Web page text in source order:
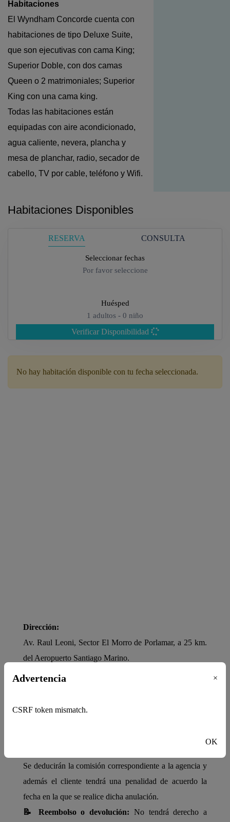
Habitaciones
El Wyndham Concorde cuenta con
habitaciones de tipo Deluxe Suite,
que son ejecutivas con cama King;
Superior Doble, con dos camas
Queen o 2 matrimoniales; Superior
King con una cama king.
Todas las habitaciones están
equipadas con aire acondicionado,
agua caliente, nevera, plancha y
mesa de planchar, radio, secador de
cabello, TV por cable, teléfono y Wifi.
Habitaciones Disponibles
RESERVA CONSULTA
Seleccionar fechas
Por favor seleccione
Huésped
1 adultos - 0 niño
Verificar Disponibilidad
No hay habitación disponible con tu fecha seleccionada.
Dirección:
Av. Raul Leoni, Sector El Morro de Porlamar, a 25 km.
del Aeropuerto Santiago Marino.
POLÍTICAS DEL HOTEL
Se deducirán la comisión correspondiente a la agencia y
además el cliente tendrá una penalidad de acuerdo la
fecha en la que se realice dicha anulación.
📝 Reembolso o devolución: No tendrá derecho a
Advertencia ×
CSRF token mismatch.
OK